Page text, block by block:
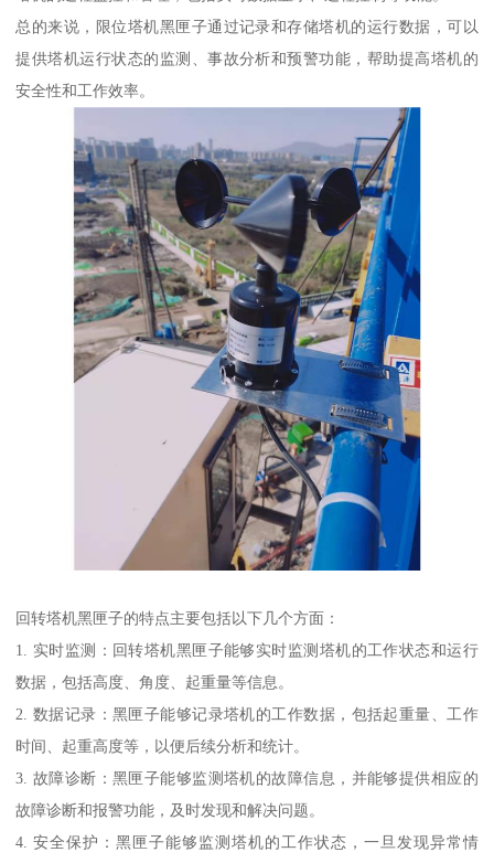
总的来说，限位塔机黑匣子通过记录和存储塔机的运行数据，可以
提供塔机运行状态的监测、事故分析和预警功能，帮助提高塔机的
安全性和工作效率。
回转塔机黑匣子的特点主要包括以下几个方面：
1. 实时监测：回转塔机黑匣子能够实时监测塔机的工作状态和运行
数据，包括高度、角度、起重量等信息。
2. 数据记录：黑匣子能够记录塔机的工作数据，包括起重量、工作
时间、起重高度等，以便后续分析和统计。
3. 故障诊断：黑匣子能够监测塔机的故障信息，并能够提供相应的
故障诊断和报警功能，及时发现和解决问题。
4. 安全保护：黑匣子能够监测塔机的工作状态，一旦发现异常情